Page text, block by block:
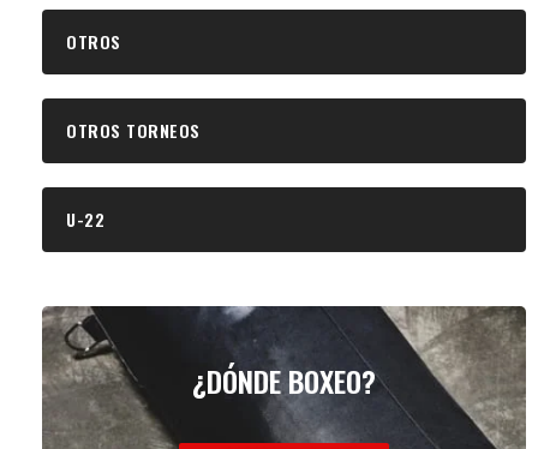
OTROS
OTROS TORNEOS
U-22
¿DÓNDE BOXEO?